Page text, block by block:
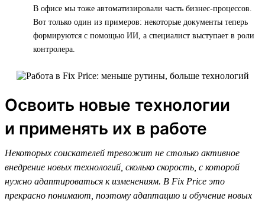
В офисе мы тоже автоматизировали часть бизнес-процессов.
Вот только один из примеров: некоторые документы теперь
формируются с помощью ИИ, а специалист выступает в роли
контролера.
Освоить новые технологии
и применять их в работе
Некоторых соискателей тревожит не столько активное
внедрение новых технологий, сколько скорость, с которой
нужно адаптироваться к изменениям. В Fix Price это
прекрасно понимают, поэтому адаптацию и обучение новых